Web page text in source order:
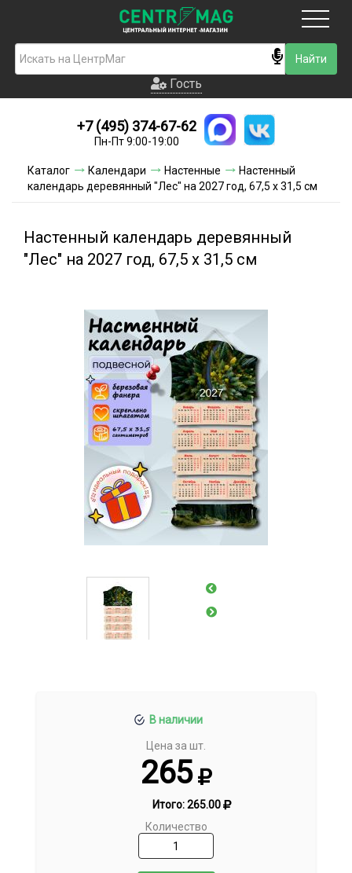
Гость
Новинки
Условия доставки
Контакты
Акции и скидки
Гость
+7 (495) 374-67-62
Пн-Пт 9:00-19:00
Каталог Календари Настенные
Настенный
календарь деревянный "Лес" на 2027 год, 67,5 х 31,5 см
Настенный календарь деревянный
"Лес" на 2027 год, 67,5 х 31,5 см
В наличии
Цена за шт.
265
Итого:265.00
Количество